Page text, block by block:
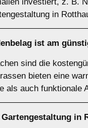
in
ist am
sind die
bieten eine
als auch funktionale
in